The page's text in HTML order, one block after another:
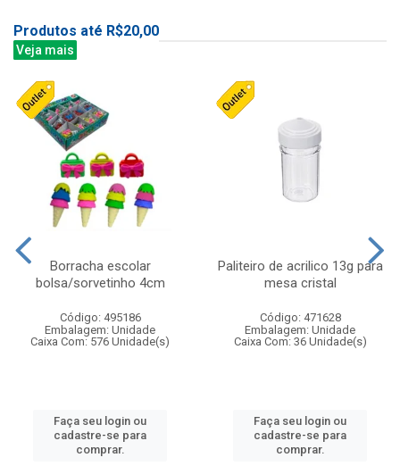
Produtos até R$20,00
Veja mais
Borracha escolar
bolsa/sorvetinho 4cm
Código: 495186
Embalagem: Unidade
Caixa Com: 576 Unidade(s)
Faça seu login ou
cadastre-se para
comprar.
Paliteiro de acrilico 13g para
mesa cristal
Código: 471628
Embalagem: Unidade
Caixa Com: 36 Unidade(s)
Faça seu login ou
cadastre-se para
comprar.